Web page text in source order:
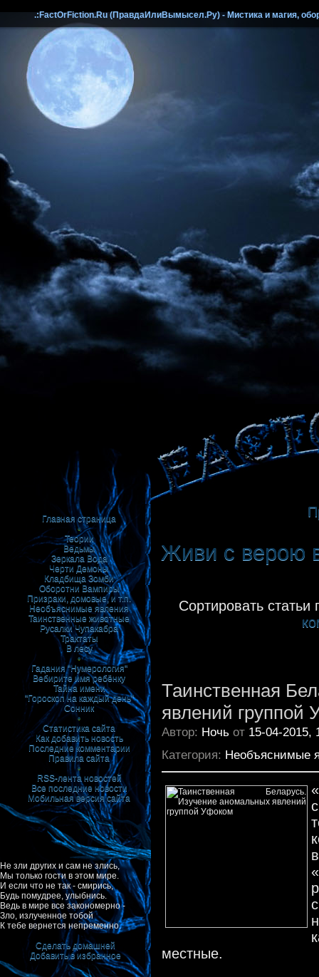
.:FactOrFiction.Ru (ПравдаИлиВымысел.Ру) - Мистика и магия,
Главная страница
•
Теории
Ведьмы
Зеркала Вода
Черти Демоны
Кладбища Зомби
Оборотни Вампиры
Призраки, домовые, и т.п.
Необъяснимые явления
Таинственные животные
Русалки Чупакабра
Трактаты
В лесу
•
Гадания "Нумерология"
Вебирите имя ребёнку
Тайна имени
"Гороскоп на каждый день"
Сонник
•
Статистика сайта
Как добавить новость
Последние комментарии
Правила сайта
•
RSS-лента новостей
Все последние новости
Мобильная версия сайта
Не зли других и сам не злись,
Мы только гости в этом мире.
И если что не так - смирись,
Будь помудрее, улыбнись.
Ведь в мире все закономерно -
Зло, излученное тобой
К тебе вернется непременно.
Сделать домашней
|
Добавить в избранное
Живи с верою
Сортировать статьи
Таинственная
явлений группой
Автор: Ночь от 15-04-2015,
Категория: Необъяснимые
местные.